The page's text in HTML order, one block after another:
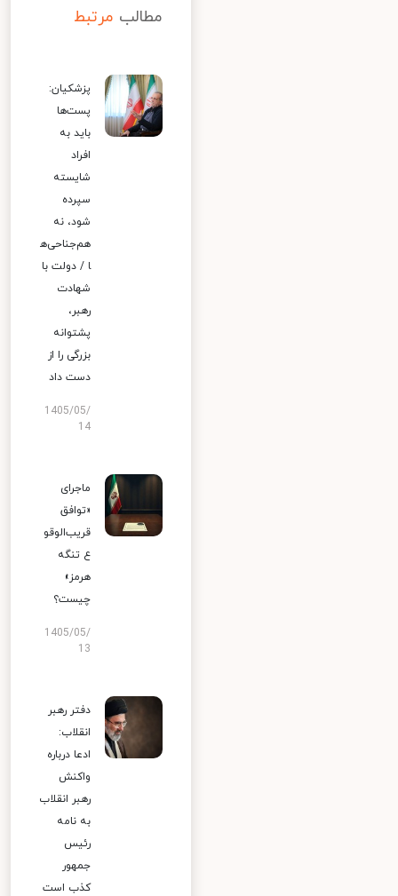
مطالب مرتبط
پزشکیان:
پست‌ها
باید به
افراد
شایسته
سپرده
شود، نه
هم‌جناحی‌ه
ا / دولت با
شهادت
رهبر،
پشتوانه
بزرگی را از
دست داد
1405/05/
14
ماجرای
«توافق
قریب‌الوقو
ع تنگه
هرمز»
چیست؟
1405/05/
13
دفتر رهبر
انقلاب:
ادعا درباره
واکنش
رهبر انقلاب
به نامه
رئیس
جمهور
کذب است